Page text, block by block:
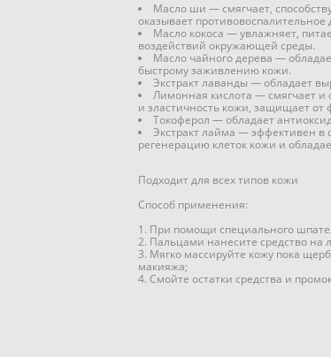
Масло ши — смягчает,
оказывает
Масло кокоса — увлажняет,
воздействий окружающей среды.
Масло чайного дерева —
быстрому заживлению кожи.
Экстракт лаванды — обладает
Лимонная кислота — смягчает и
и эластичность кожи, защищает от
Токоферол — обладает
Экстракт лайма — эффективен в
регенерацию клеток кожи и
Подходит для всех типов кожи
Способ применения:
1. При помощи специального
2. Пальцами нанесите средство на
3. Мягко массируйте кожу пока
макияжа;
4. Смойте остатки средства и